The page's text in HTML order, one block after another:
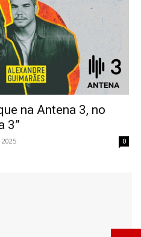
na Antena 3, no
3”
0